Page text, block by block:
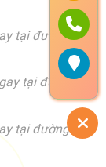
tại đường
tại đường
tại đường